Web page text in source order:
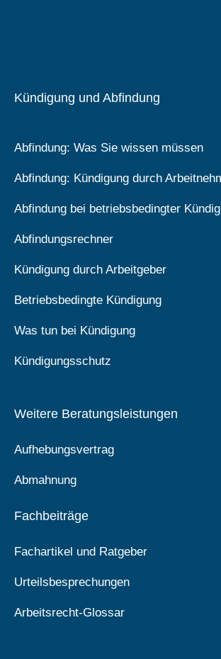
Kündigung und Abfindung
Abfindung: Was Sie wissen müssen
Abfindung: Kündigung durch
Abfindung bei betriebsbedingter
Abfindungsrechner
Kündigung durch Arbeitgeber
Betriebsbedingte Kündigung
Was tun bei Kündigung
Kündigungsschutz
Weitere Beratungsleistungen
Aufhebungsvertrag
Abmahnung
Fachbeiträge
Fachartikel und Ratgeber
Urteilsbesprechungen
Arbeitsrecht-Glossar